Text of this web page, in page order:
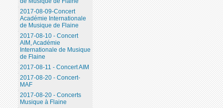
2017-08-09-Concert
Académie Internationale
de Musique de Flaine
2017-08-10 - Concert
AIM, Académie
Internationale de Musique
de Flaine
2017-08-11 - Concert AIM
2017-08-20 - Concert-
MAF
2017-08-20 - Concerts
Musique à Flaine